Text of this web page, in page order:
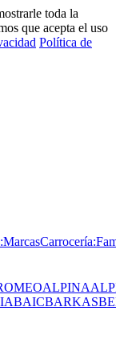
toda la
que acepta el uso
Política de
ALPINA
BAICBARKAS